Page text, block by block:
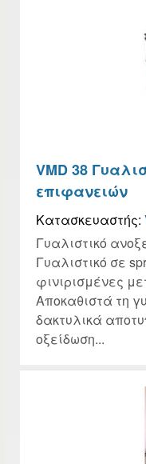
VMD 38
επιφανειών
Κατασκευαστής:
Γυαλιστικό
Γυαλιστικό σε
φινιρισμένες
Αποκαθιστά τη
δακτυλικά
οξείδωση...